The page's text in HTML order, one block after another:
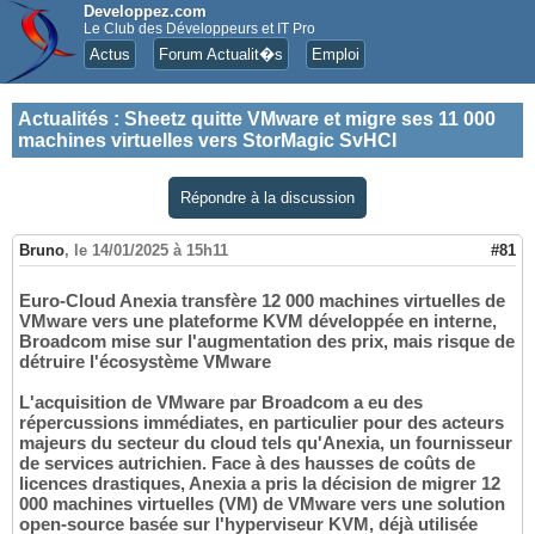
Developpez.com
Le Club des Développeurs et IT Pro
Actus Forum Actualit�s Emploi
Actualités : Sheetz quitte VMware et migre ses 11 000
machines virtuelles vers StorMagic SvHCI
Répondre à la discussion
Bruno, le 14/01/2025 à 15h11 #81
Euro-Cloud Anexia transfère 12 000 machines virtuelles de
VMware vers une plateforme KVM développée en interne,
Broadcom mise sur l'augmentation des prix, mais risque de
détruire l'écosystème VMware
L'acquisition de VMware par Broadcom a eu des
répercussions immédiates, en particulier pour des acteurs
majeurs du secteur du cloud tels qu'Anexia, un fournisseur
de services autrichien. Face à des hausses de coûts de
licences drastiques, Anexia a pris la décision de migrer 12
000 machines virtuelles (VM) de VMware vers une solution
open-source basée sur l'hyperviseur KVM, déjà utilisée